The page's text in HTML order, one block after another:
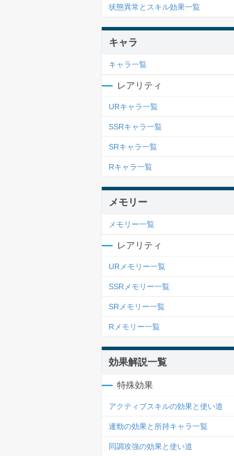
状態異常とスキル効果一覧
キャラ
キャラ一覧
レアリティ
URキャラ一覧
SSRキャラ一覧
SRキャラ一覧
Rキャラ一覧
メモリー
メモリー一覧
レアリティ
URメモリー一覧
SSRメモリー一覧
SRメモリー一覧
Rメモリー一覧
効果解説一覧
特殊効果
アクティブスキルの効果と使い道
連勁の効果と所持キャラ一覧
同調攻強の効果と使い道